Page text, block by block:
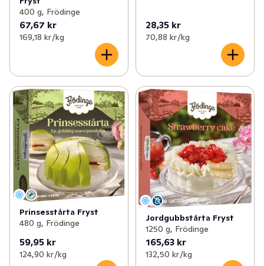
400 g, Frödinge
67,67 kr
169,18 kr /kg
28,35 kr
70,88 kr /kg
Prinsesstårta Fryst
480 g, Frödinge
59,95 kr
124,90 kr /kg
Jordgubbstårta Fryst
1250 g, Frödinge
165,63 kr
132,50 kr /kg